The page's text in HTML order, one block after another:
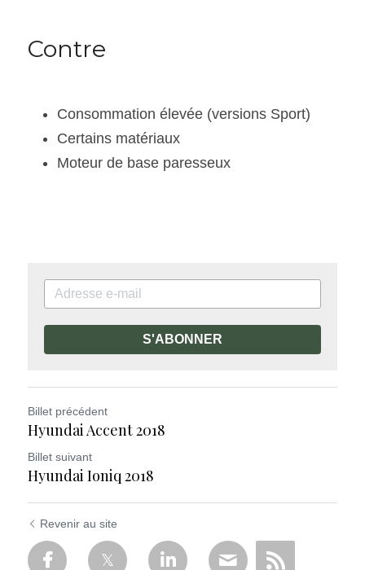
Contre
Consommation élevée (versions Sport)
Certains matériaux
Moteur de base paresseux
S'ABONNER
Billet précédent
Hyundai Accent 2018
Billet suivant
Hyundai Ioniq 2018
Revenir au site